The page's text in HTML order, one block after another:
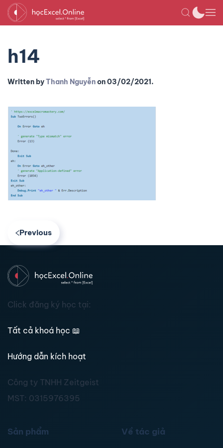
h14
Written byThanh Nguyễnon03/02/2021.
Previous
Click đăng ký học tại:
Tất cả khoá học 📖
Hướng dẫn kích hoạt
Công ty TNHH Zeitgeist
MST: 0315976395
Sản phẩm Về tác giả